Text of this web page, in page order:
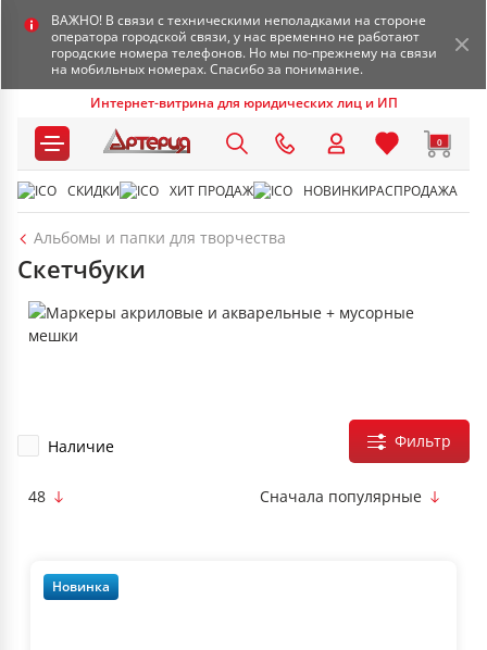
ВАЖНО! В связи с техническими неполадками на стороне
оператора городской связи, у нас временно не работают
городские номера телефонов. Но мы по-прежнему на связи
на мобильных номерах. Спасибо за понимание.
Интернет-витрина для юридических лиц и ИП
0
СКИДКИ ХИТ ПРОДАЖ НОВИНКИРАСПРОДАЖА
Альбомы и папки для творчества
Скетчбуки
Наличие
48 Сначала популярные
Фильтр
Новинка